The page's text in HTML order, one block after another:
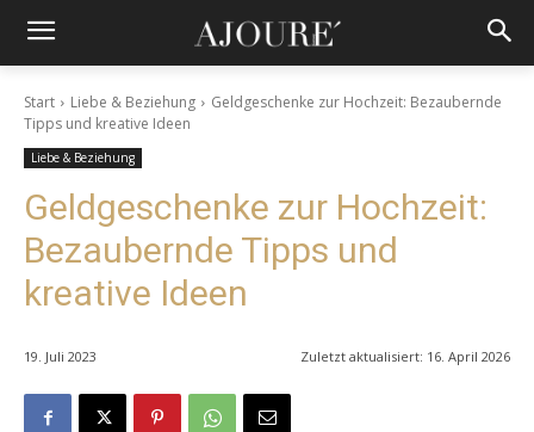
Start Liebe & Beziehung
Geldgeschenke zur Hochzeit: Bezaubernde
Tipps und kreative Ideen
Liebe & Beziehung
Geldgeschenke zur Hochzeit:
Bezaubernde Tipps und
kreative Ideen
19. Juli 2023 Zuletzt aktualisiert: 16. April 2026